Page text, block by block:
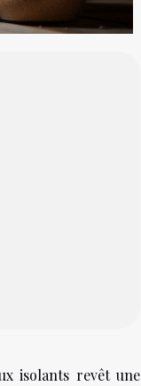
isolants revêt une